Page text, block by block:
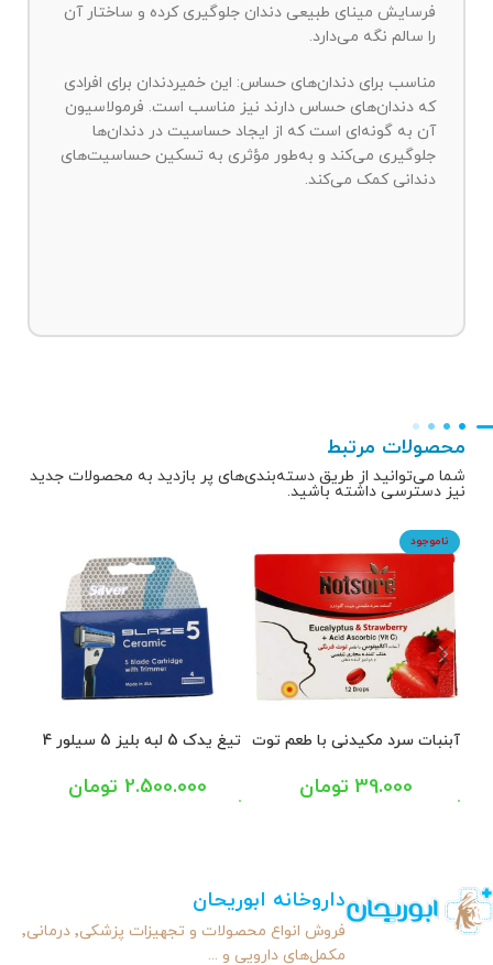
فرسایش مینای طبیعی دندان جلوگیری کرده و ساختار آن
را سالم نگه می‌دارد.
مناسب برای دندان‌های حساس: این خمیردندان برای افرادی
که دندان‌های حساس دارند نیز مناسب است. فرمولاسیون
آن به گونه‌ای است که از ایجاد حساسیت در دندان‌ها
جلوگیری می‌کند و به‌طور مؤثری به تسکین حساسیت‌های
دندانی کمک می‌کند.
محصولات مرتبط
شما می‌توانید از طریق دسته‌بندی‌های پر بازدید به محصولات جدید
نیز دسترسی داشته باشید.
ناموجود
آبنبات سرد مکیدنی با طعم توت
39.000 تومان
تیغ یدک 5 لبه بلیز 5 سیلور 4
2.500.000 تومان
داروخانه ابوریحان
فروش انواع محصولات و تجهیزات پزشکی٬ درمانی٬
مکمل‌های دارویی و ...